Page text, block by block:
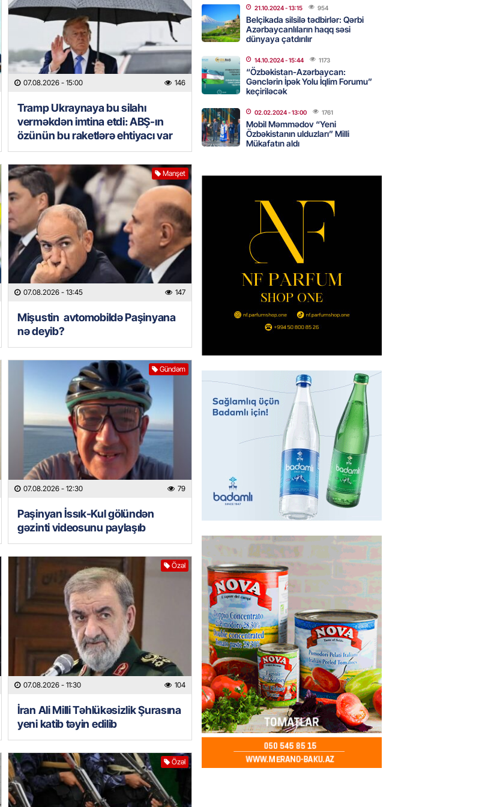
07.08.2026 - 15:00 146
Tramp Ukraynaya bu silahı
verməkdən imtina etdi: ABŞ-ın
özünün bu raketlərə ehtiyacı var
Manşet
07.08.2026 - 13:45 147
Mişustin avtomobildə Paşinyana
nə deyib?
Gündəm
07.08.2026 - 12:30 79
Paşinyan İssık-Kul gölündən
gəzinti videosunu paylaşıb
Özəl
07.08.2026 - 11:30 104
İran Ali Milli Təhlükəsizlik Şurasına
yeni katib təyin edilib
Özəl
imtina etdi: ABŞ-ın özünün bu raketlərə
ehtiyacı var
07.08.2026- 15:00
ÖZƏL
İki futbolçu İran millisindən İMTİNA
07.08.2026 - 14:45
GÜNDƏM
olacaq
Birbank Biznes-dən mikro biznes
kreditinə 5%-dək endirim
- 14:28
Sumqayıtda avtomobil qaçıran və
çimərlikdə mobil telefon oğurlayan
şəxslər saxlanılıb
GÜNDƏM
Kartdan karta istədiyiniz qədər
köçürmə edə bilərsiniz – VİDEO
153
Mişustin avtomobildə Paşinyana nə
deyib?
07.08.2026- 13:45 147
Prezidentdən Abel Məhərrəmovun oğlu
ilə bağlı SƏRƏNCAM
07.08.2026- 13:30 101
GÜNDƏM
Prezidentdən Xəzər Fərhadov ilə bağlı
SƏRƏNCAM
07.08.2026- 13:15 81
ÖZƏL
Azərbaycanda Media və Yayım Şurası
yaradıldı
07.08.2026- 13:00 82
Aytən Abdullayevaya yüksək vəzifə
21.10.2024- 13:15 954
Belçikada silsilə tədbirlər: Qərbi
Azərbaycanlıların haqq səsi
dünyaya çatdırılır
14.10.2024- 15:44 1173
“Özbəkistan-Azərbaycan:
Gənclərin İpək Yolu İqlim Forumu”
keçiriləcək
02.02.2024- 13:00 1761
Mobil Məmmədov “Yeni
Özbəkistanın ulduzları” Milli
Mükafatın aldı